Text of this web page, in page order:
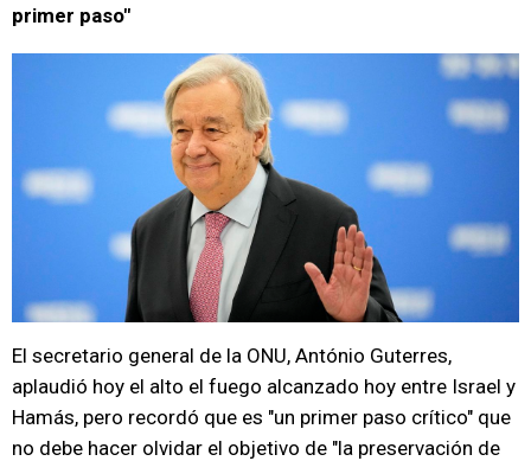
primer paso"
El secretario general de la ONU, António Guterres,
aplaudió hoy el alto el fuego alcanzado hoy entre Israel y
Hamás, pero recordó que es "un primer paso crítico" que
no debe hacer olvidar el objetivo de "la preservación de